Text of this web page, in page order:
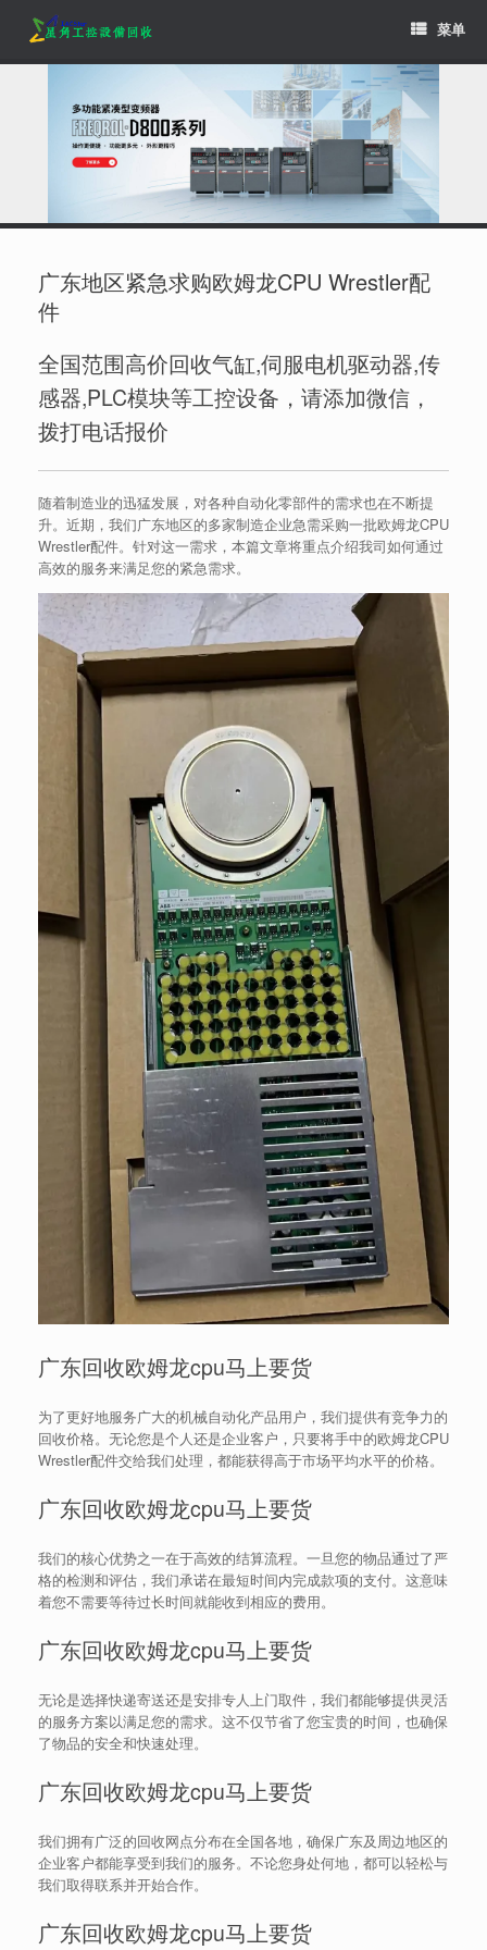
content
菜单
广东地区紧急求购欧姆龙CPU Wrestler配
件
全国范围高价回收气缸,伺服电机驱动器,传
感器,PLC模块等工控设备，请添加微信，
拨打电话报价
随着制造业的迅猛发展，对各种自动化零部件的需求也在不断提
升。近期，我们广东地区的多家制造企业急需采购一批欧姆龙CPU
Wrestler配件。针对这一需求，本篇文章将重点介绍我司如何通过
高效的服务来满足您的紧急需求。
广东回收欧姆龙cpu马上要货
为了更好地服务广大的机械自动化产品用户，我们提供有竞争力的
回收价格。无论您是个人还是企业客户，只要将手中的欧姆龙CPU
Wrestler配件交给我们处理，都能获得高于市场平均水平的价格。
广东回收欧姆龙cpu马上要货
我们的核心优势之一在于高效的结算流程。一旦您的物品通过了严
格的检测和评估，我们承诺在最短时间内完成款项的支付。这意味
着您不需要等待过长时间就能收到相应的费用。
广东回收欧姆龙cpu马上要货
无论是选择快递寄送还是安排专人上门取件，我们都能够提供灵活
的服务方案以满足您的需求。这不仅节省了您宝贵的时间，也确保
了物品的安全和快速处理。
广东回收欧姆龙cpu马上要货
我们拥有广泛的回收网点分布在全国各地，确保广东及周边地区的
企业客户都能享受到我们的服务。不论您身处何地，都可以轻松与
我们取得联系并开始合作。
广东回收欧姆龙cpu马上要货